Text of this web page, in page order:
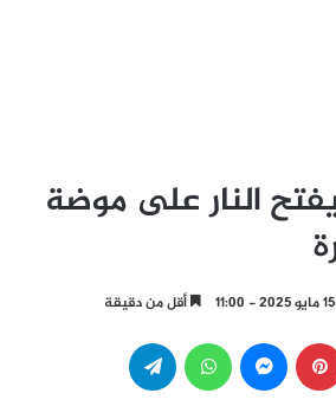
النار على موضة
أقل من دقيقة